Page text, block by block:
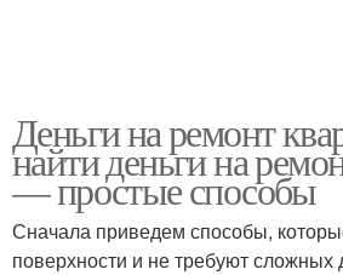
Деньги на ремонт
найти деньги на
— простые способы
Сначала приведем способы,
поверхности и не требуют сложных